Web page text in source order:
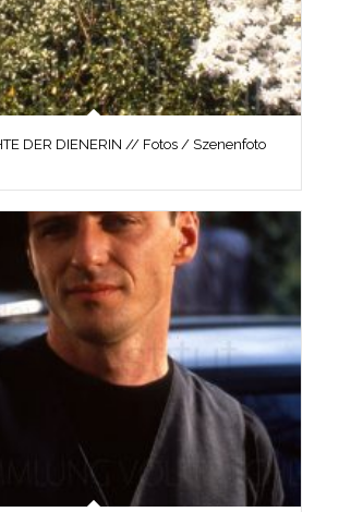
DER DIENERIN // Fotos / Szenenfoto